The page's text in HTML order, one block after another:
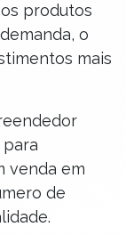
produtos
o
mais
para
venda em
de